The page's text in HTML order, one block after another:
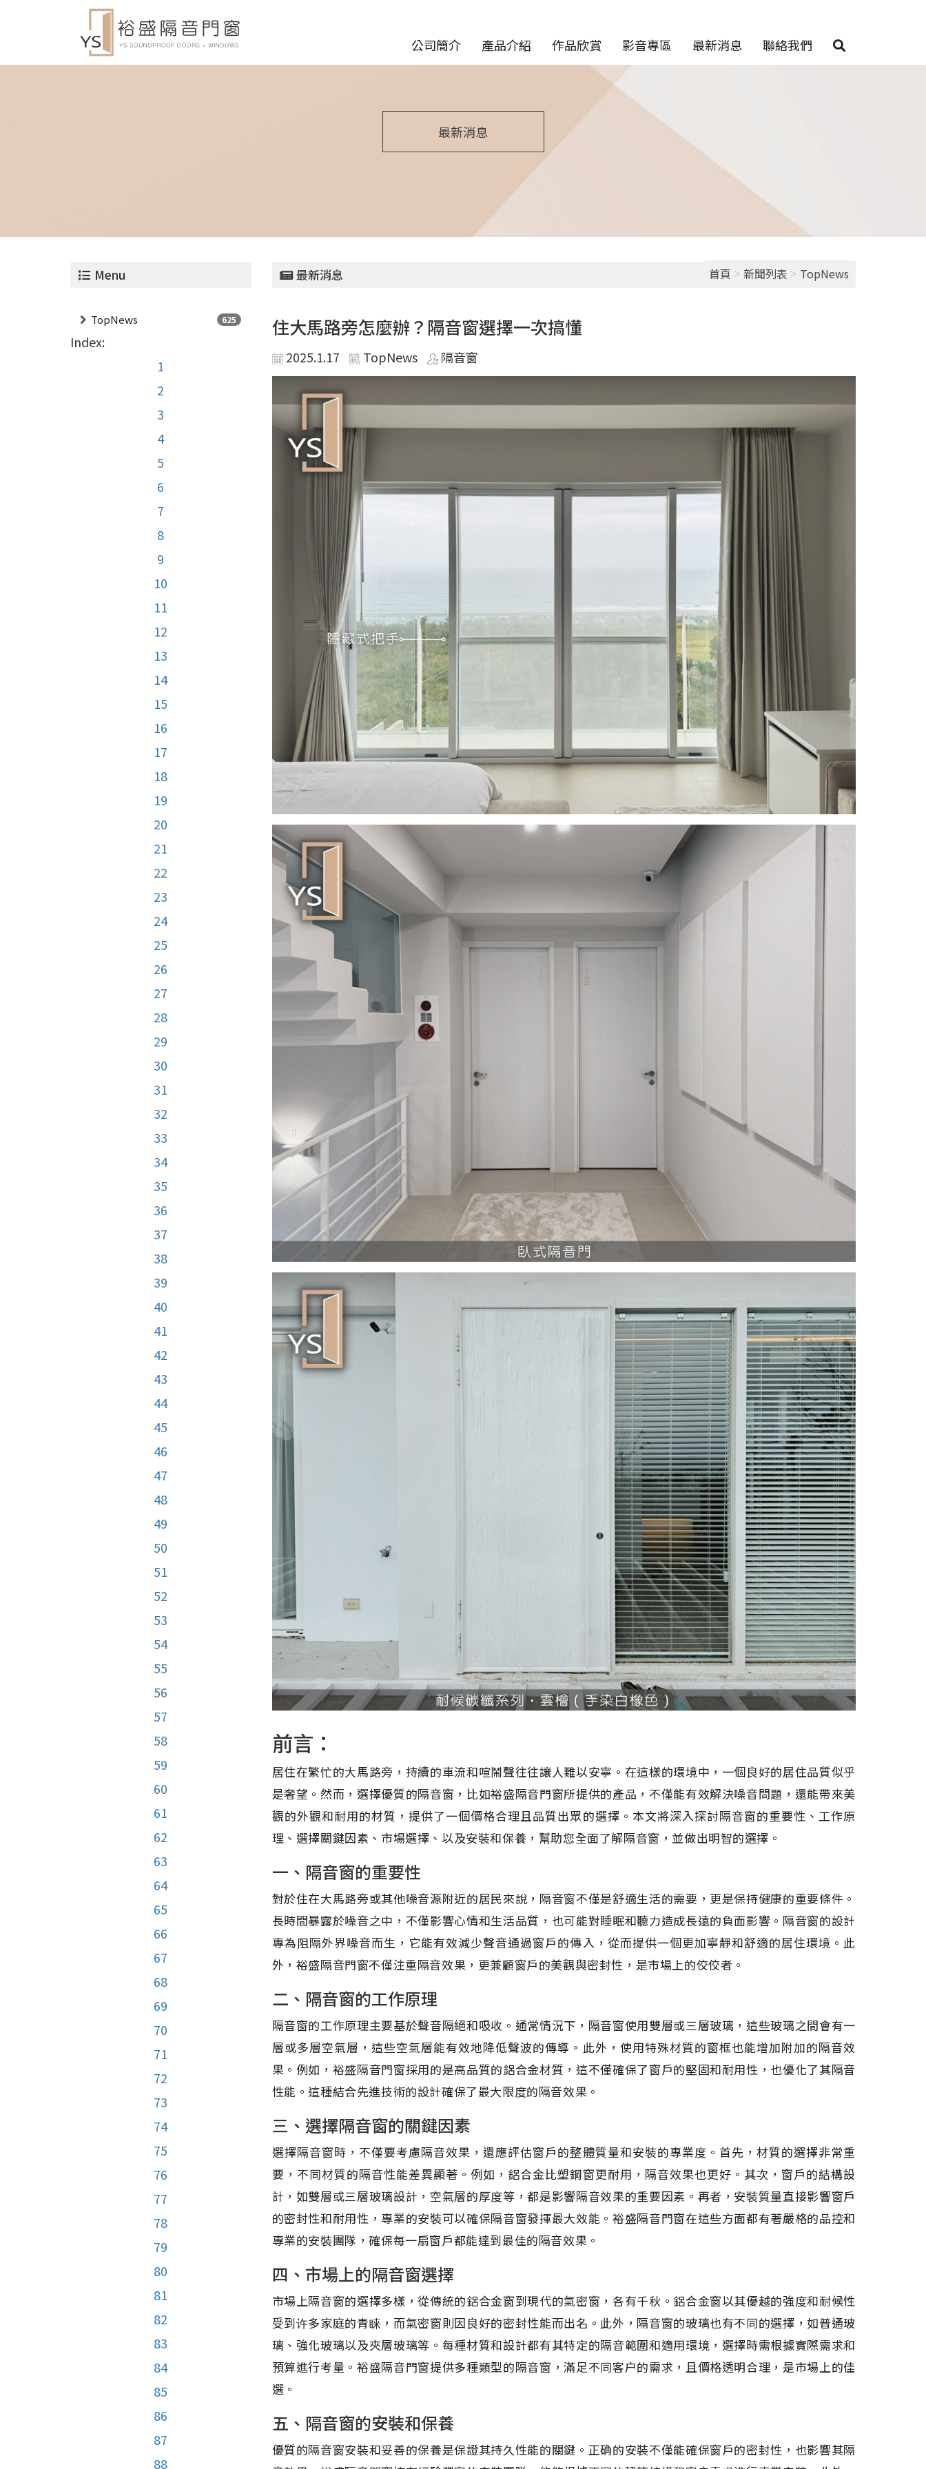
公司簡介 產品介紹 作品欣賞 影音專區 最新消息 聯絡我們
最新消息
Menu
TopNews 625
Index:
1
2
3
4
5
6
7
8
9
10
11
12
13
14
15
16
17
18
19
20
21
22
23
24
25
26
27
28
29
30
31
32
33
34
35
36
37
38
39
40
41
42
43
44
45
46
47
48
49
50
51
52
53
54
55
56
57
58
59
60
61
62
63
64
65
66
67
68
69
70
71
72
73
74
75
76
77
78
79
80
81
82
83
84
85
86
87
88
最新消息 首頁 > 新聞列表 > TopNews
住大馬路旁怎麼辦？隔音窗選擇一次搞懂
2025.1.17 TopNews 隔音窗
前言：
居住在繁忙的大馬路旁，持續的車流和喧鬧聲往往讓人難以安寧。在這樣的環境中，一個良好的居住品質似乎
是奢望。然而，選擇優質的隔音窗，比如裕盛隔音門窗所提供的產品，不僅能有效解決噪音問題，還能帶來美
觀的外觀和耐用的材質，提供了一個價格合理且品質出眾的選擇。本文將深入探討隔音窗的重要性、工作原
理、選擇關鍵因素、市場選擇、以及安裝和保養，幫助您全面了解隔音窗，並做出明智的選擇。
一、隔音窗的重要性
對於住在大馬路旁或其他噪音源附近的居民來說，隔音窗不僅是舒適生活的需要，更是保持健康的重要條件。
長時間暴露於噪音之中，不僅影響心情和生活品質，也可能對睡眠和聽力造成長遠的負面影響。隔音窗的設計
專為阻隔外界噪音而生，它能有效減少聲音通過窗戶的傳入，從而提供一個更加寧靜和舒適的居住環境。此
外，裕盛隔音門窗不僅注重隔音效果，更兼顧窗戶的美觀與密封性，是市場上的佼佼者。
二、隔音窗的工作原理
隔音窗的工作原理主要基於聲音隔絕和吸收。通常情況下，隔音窗使用雙層或三層玻璃，這些玻璃之間會有一
層或多層空氣層，這些空氣層能有效地降低聲波的傳導。此外，使用特殊材質的窗框也能增加附加的隔音效
果。例如，裕盛隔音門窗採用的是高品質的鋁合金材質，這不僅確保了窗戶的堅固和耐用性，也優化了其隔音
性能。這種結合先進技術的設計確保了最大限度的隔音效果。
三、選擇隔音窗的關鍵因素
選擇隔音窗時，不僅要考慮隔音效果，還應評估窗戶的整體質量和安裝的專業度。首先，材質的選擇非常重
要，不同材質的隔音性能差異顯著。例如，鋁合金比塑鋼窗更耐用，隔音效果也更好。其次，窗戶的結構設
計，如雙層或三層玻璃設計，空氣層的厚度等，都是影響隔音效果的重要因素。再者，安裝質量直接影響窗戶
的密封性和耐用性，專業的安裝可以確保隔音窗發揮最大效能。裕盛隔音門窗在這些方面都有著嚴格的品控和
專業的安裝團隊，確保每一扇窗戶都能達到最佳的隔音效果。
四、市場上的隔音窗選擇
市場上隔音窗的選擇多樣，從傳統的鋁合金窗到現代的氣密窗，各有千秋。鋁合金窗以其優越的強度和耐候性
受到许多家庭的青睐，而氣密窗則因良好的密封性能而出名。此外，隔音窗的玻璃也有不同的選擇，如普通玻
璃、強化玻璃以及夾層玻璃等。每種材質和設計都有其特定的隔音範圍和適用環境，選擇時需根據實際需求和
預算進行考量。裕盛隔音門窗提供多種類型的隔音窗，滿足不同客户的需求，且價格透明合理，是市場上的佳
選。
五、隔音窗的安裝和保養
優質的隔音窗安裝和妥善的保養是保證其持久性能的關鍵。正确的安裝不僅能確保窗戶的密封性，也影響其隔